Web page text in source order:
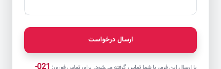
ارسال درخواست